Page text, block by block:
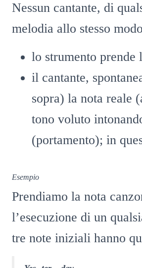
Nessun cantante, di
melodia allo stesso
lo strumento prende
il cantante,
sopra) la nota reale
tono voluto
(portamento); in
Esempio
Prendiamo la nota
l’esecuzione di un
tre note iniziali hanno